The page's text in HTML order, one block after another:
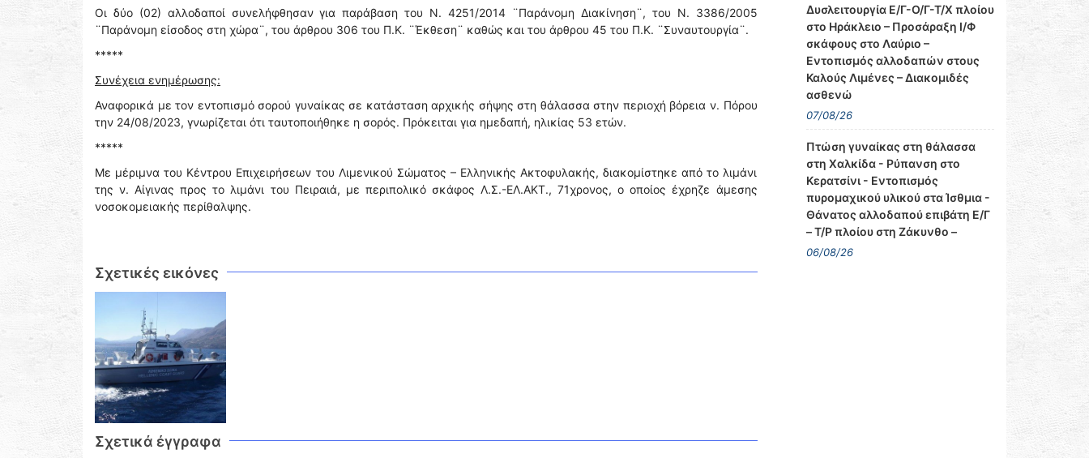
Οι δύο (02) αλλοδαποί συνελήφθησαν για παράβαση του Ν. 4251/2014 ¨Παράνομη Διακίνηση¨, του Ν. 3386/2005
¨Παράνομη είσοδος στη χώρα¨, του άρθρου 306 του Π.Κ. ¨Έκθεση¨ καθώς και του άρθρου 45 του Π.Κ. ¨Συναυτουργία¨.
*****
Συνέχεια ενημέρωσης:
Αναφορικά με τον εντοπισμό σορού γυναίκας σε κατάσταση αρχικής σήψης στη θάλασσα στην περιοχή βόρεια ν. Πόρου
την 24/08/2023, γνωρίζεται ότι ταυτοποιήθηκε η σορός. Πρόκειται για ημεδαπή, ηλικίας 53 ετών.
*****
Με μέριμνα του Κέντρου Επιχειρήσεων του Λιμενικού Σώματος – Ελληνικής Ακτοφυλακής, διακομίστηκε από το λιμάνι
της ν. Αίγινας προς το λιμάνι του Πειραιά, με περιπολικό σκάφος Λ.Σ.-ΕΛ.ΑΚΤ., 71χρονος, ο οποίος έχρηζε άμεσης
νοσοκομειακής περίθαλψης.
Σχετικές εικόνες
Σχετικά έγγραφα
Δυσλειτουργία Ε/Γ-Ο/Γ-Τ/Χ πλοίου
στο Ηράκλειο – Προσάραξη Ι/Φ
σκάφους στο Λαύριο –
Εντοπισμός αλλοδαπών στους
Καλούς Λιμένες – Διακομιδές
ασθενώ
07/08/26
Πτώση γυναίκας στη θάλασσα
στη Χαλκίδα - Ρύπανση στο
Κερατσίνι - Εντοπισμός
πυρομαχικού υλικού στα Ίσθμια -
Θάνατος αλλοδαπού επιβάτη Ε/Γ
– Τ/Ρ πλοίου στη Ζάκυνθο –
06/08/26